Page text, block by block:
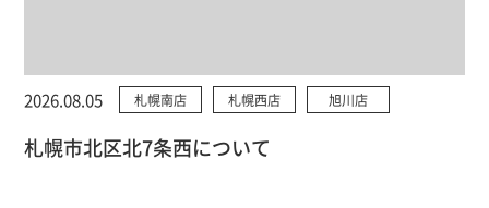
2026.08.05 札幌南店 札幌西店 旭川店
札幌市北区北7条西について